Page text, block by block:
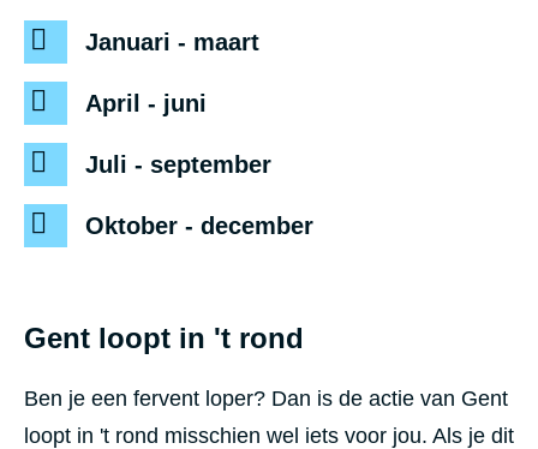
Januari - maart
April - juni
Juli - september
Oktober - december
Gent loopt in 't rond
Ben je een fervent loper? Dan is de actie van Gent
loopt in 't rond misschien wel iets voor jou. Als je dit